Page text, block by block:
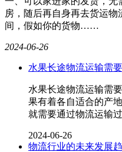
房，随后再自身再去货运
间，假如你的货物……
2024-06-26
水果长途物流运输需
水果长途物流运输需
果有着各自适合的产
就需要通过物流运输
2024-06-26
物流行业的未来发展